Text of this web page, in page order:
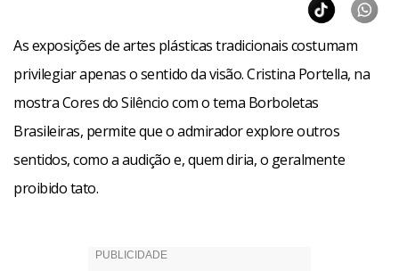
As exposições de artes plásticas tradicionais costumam
privilegiar apenas o sentido da visão. Cristina Portella, na
mostra Cores do Silêncio com o tema Borboletas
Brasileiras, permite que o admirador explore outros
sentidos, como a audição e, quem diria, o geralmente
proibido tato.